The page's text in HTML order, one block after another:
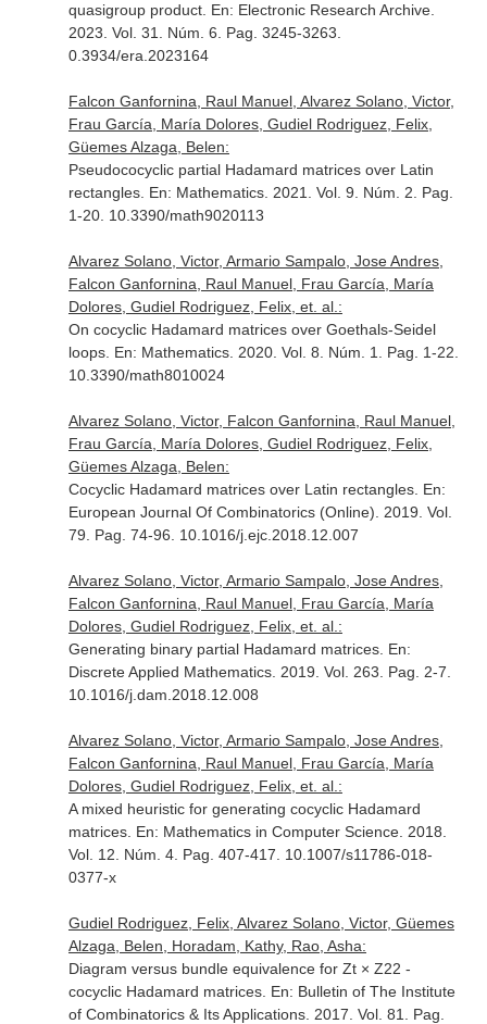
quasigroup product. En: Electronic Research Archive.
2023. Vol. 31. Núm. 6. Pag. 3245-3263.
0.3934/era.2023164
Falcon Ganfornina, Raul Manuel, Alvarez Solano, Victor,
Frau García, María Dolores, Gudiel Rodriguez, Felix,
Güemes Alzaga, Belen:
Pseudococyclic partial Hadamard matrices over Latin
rectangles. En: Mathematics. 2021. Vol. 9. Núm. 2. Pag.
1-20. 10.3390/math9020113
Alvarez Solano, Victor, Armario Sampalo, Jose Andres,
Falcon Ganfornina, Raul Manuel, Frau García, María
Dolores, Gudiel Rodriguez, Felix, et. al.:
On cocyclic Hadamard matrices over Goethals-Seidel
loops. En: Mathematics. 2020. Vol. 8. Núm. 1. Pag. 1-22.
10.3390/math8010024
Alvarez Solano, Victor, Falcon Ganfornina, Raul Manuel,
Frau García, María Dolores, Gudiel Rodriguez, Felix,
Güemes Alzaga, Belen:
Cocyclic Hadamard matrices over Latin rectangles. En:
European Journal Of Combinatorics (Online) . 2019. Vol.
79. Pag. 74-96. 10.1016/j.ejc.2018.12.007
Alvarez Solano, Victor, Armario Sampalo, Jose Andres,
Falcon Ganfornina, Raul Manuel, Frau García, María
Dolores, Gudiel Rodriguez, Felix, et. al.:
Generating binary partial Hadamard matrices. En:
Discrete Applied Mathematics. 2019. Vol. 263. Pag. 2-7.
10.1016/j.dam.2018.12.008
Alvarez Solano, Victor, Armario Sampalo, Jose Andres,
Falcon Ganfornina, Raul Manuel, Frau García, María
Dolores, Gudiel Rodriguez, Felix, et. al.:
A mixed heuristic for generating cocyclic Hadamard
matrices. En: Mathematics in Computer Science. 2018.
Vol. 12. Núm. 4. Pag. 407-417. 10.1007/s11786-018-
0377-x
Gudiel Rodriguez, Felix, Alvarez Solano, Victor, Güemes
Alzaga, Belen, Horadam, Kathy, Rao, Asha:
Diagram versus bundle equivalence for Zt × Z22 -
cocyclic Hadamard matrices. En: Bulletin of The Institute
of Combinatorics & Its Applications. 2017. Vol. 81. Pag.